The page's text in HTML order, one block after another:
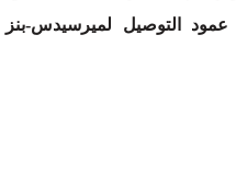
عمود التوصيل لميرسيدس-بنز SL55 AMG كومبريسور